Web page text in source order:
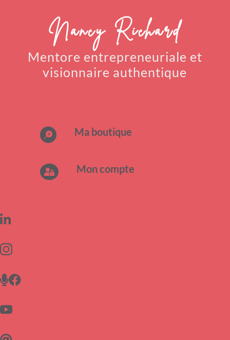
Nancy Richard
Mentore entrepreneuriale et
visionnaire authentique
 Ma boutique
 Mon compte



